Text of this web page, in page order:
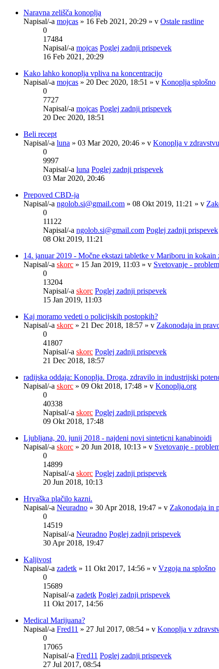
Naravna zelišča konoplja
Napisal/-a mojcas » 16 Feb 2021, 20:29 » v Ostale rastline
0
17484
Napisal/-a mojcas Poglej zadnji prispevek
16 Feb 2021, 20:29
Kako lahko konoplja vpliva na koncentracijo
Napisal/-a mojcas » 20 Dec 2020, 18:51 » v Konoplja splošno
0
7727
Napisal/-a mojcas Poglej zadnji prispevek
20 Dec 2020, 18:51
Beli recept
Napisal/-a luna » 03 Mar 2020, 20:46 » v Konoplja v zdravstvu
0
9997
Napisal/-a luna Poglej zadnji prispevek
03 Mar 2020, 20:46
Prepoved CBD-ja
Napisal/-a ngolob.si@gmail.com » 08 Okt 2019, 11:21 » v
0
11122
Napisal/-a ngolob.si@gmail.com Poglej zadnji prispevek
08 Okt 2019, 11:21
14. januar 2019 - Močne ekstazi tabletke v Mariboru in
Napisal/-a skorc » 15 Jan 2019, 11:03 » v Svetovanje -
0
13204
Napisal/-a skorc Poglej zadnji prispevek
15 Jan 2019, 11:03
Kaj moramo vedeti o policijskih postopkih?
Napisal/-a skorc » 21 Dec 2018, 18:57 » v Zakonodaja in
0
41807
Napisal/-a skorc Poglej zadnji prispevek
21 Dec 2018, 18:57
radijska oddaja: Konoplja. Droga, zdravilo in industrijski
Napisal/-a skorc » 09 Okt 2018, 17:48 » v Konoplja.org
0
40338
Napisal/-a skorc Poglej zadnji prispevek
09 Okt 2018, 17:48
Ljubljana, 20. junij 2018 - najdeni novi sinteticni kanabinoidi
Napisal/-a skorc » 20 Jun 2018, 10:13 » v Svetovanje -
0
14899
Napisal/-a skorc Poglej zadnji prispevek
20 Jun 2018, 10:13
Hrvaška plačilo kazni.
Napisal/-a Neuradno » 30 Apr 2018, 19:47 » v Zakonodaja in
0
14519
Napisal/-a Neuradno Poglej zadnji prispevek
30 Apr 2018, 19:47
Kaljivost
Napisal/-a zadetk » 11 Okt 2017, 14:56 » v Vzgoja na splošno
0
15689
Napisal/-a zadetk Poglej zadnji prispevek
11 Okt 2017, 14:56
Medical Marijuana?
Napisal/-a Fred11 » 27 Jul 2017, 08:54 » v Konoplja v
0
17065
Napisal/-a Fred11 Poglej zadnji prispevek
27 Jul 2017, 08:54